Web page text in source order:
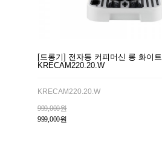
[드롱기] 전자동 커피머신 롱 화이트
KRECAM220.20.W
KRECAM220.20.W
999,000원
999,000원